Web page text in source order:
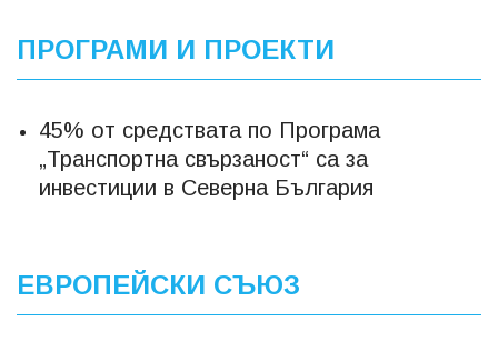
ПРОГРАМИ И ПРОЕКТИ
45% от средствата по Програма
„Транспортна свързаност“ са за
инвестиции в Северна България
ЕВРОПЕЙСКИ СЪЮЗ